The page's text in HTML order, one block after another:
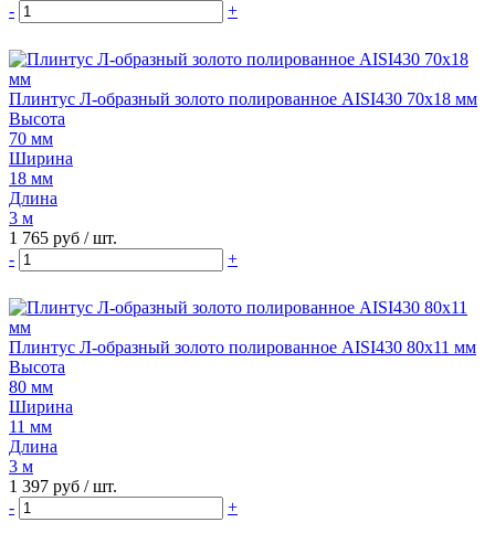
-
+
Плинтус Л-образный золото полированное AISI430 70х18 мм
Высота
70 мм
Ширина
18 мм
Длина
3 м
1 765 руб / шт.
-
+
Плинтус Л-образный золото полированное AISI430 80х11 мм
Высота
80 мм
Ширина
11 мм
Длина
3 м
1 397 руб / шт.
-
+